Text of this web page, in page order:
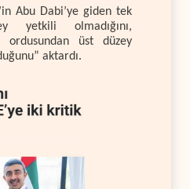
Abu Dabi’ye giden tek
yetkili olmadığını,
ordusundan üst düzey
aktardı.